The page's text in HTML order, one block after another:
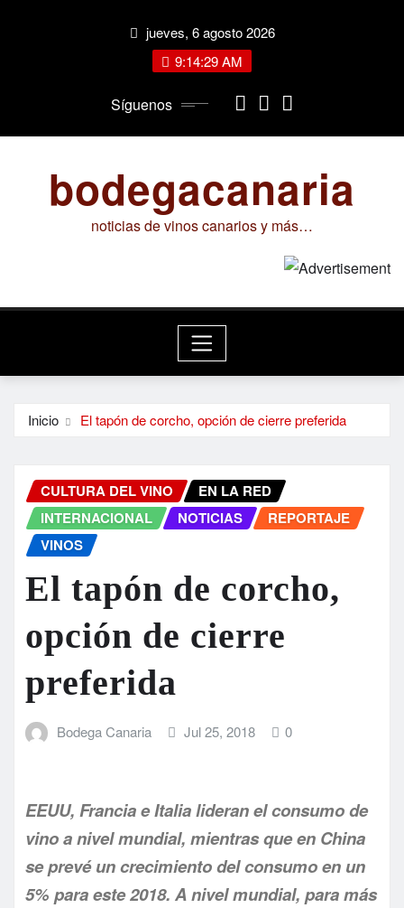
jueves, 6 agosto 2026
9:14:30 AM
Síguenos
bodegacanaria
noticias de vinos canarios y más…
Inicio El tapón de corcho, opción de cierre preferida
CULTURA DEL VINO
EN LA RED
INTERNACIONAL
NOTICIAS
REPORTAJE
VINOS
El tapón de corcho,
opción de cierre
preferida
Bodega Canaria Jul 25, 2018 0
EEUU, Francia e Italia lideran el consumo de
vino a nivel mundial, mientras que en China
se prevé un crecimiento del consumo en un
5% para este 2018. A nivel mundial, para más